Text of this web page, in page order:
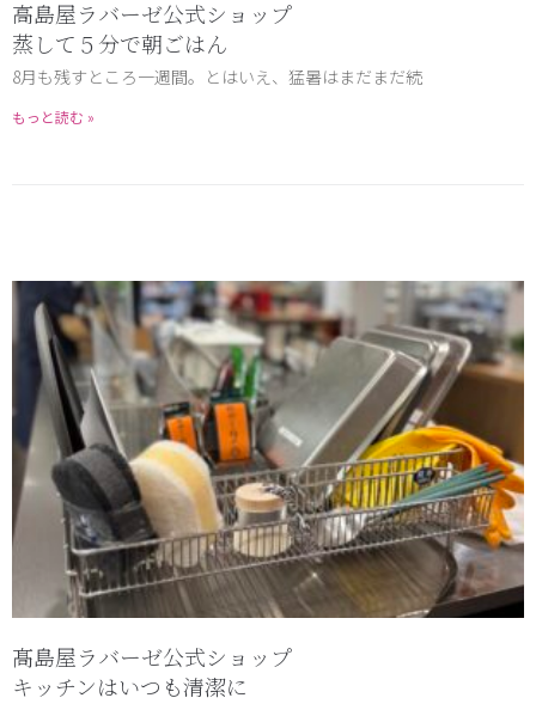
高島屋ラバーゼ公式ショップ
蒸して５分で朝ごはん
8月も残すところ一週間。とはいえ、猛暑はまだまだ続
もっと読む »
髙島屋ラバーゼ公式ショップ
キッチンはいつも清潔に